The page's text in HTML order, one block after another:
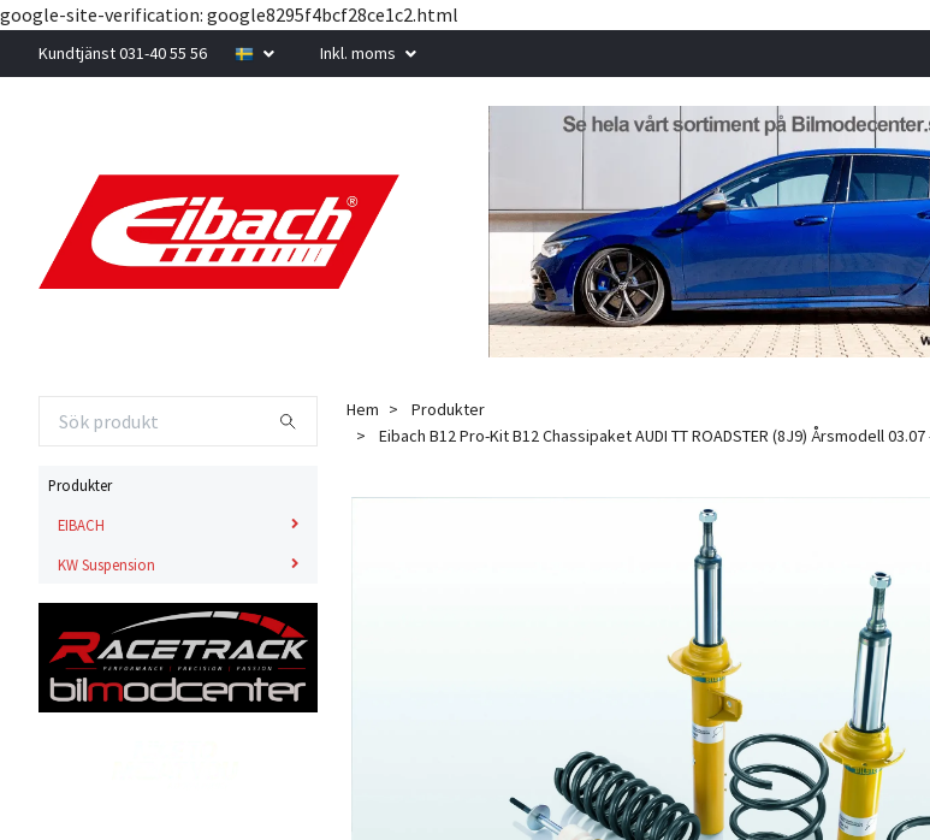
google-site-verification: google8295f4bcf28ce1c2.html
Kundtjänst 031-40 55 56 Inkl. moms
Produkter
EIBACH
KW Suspension
Hem
Produkter
Eibach B12 Pro-Kit B12 Chassipaket AUDI TT ROADSTER (8J9) Årsmodell